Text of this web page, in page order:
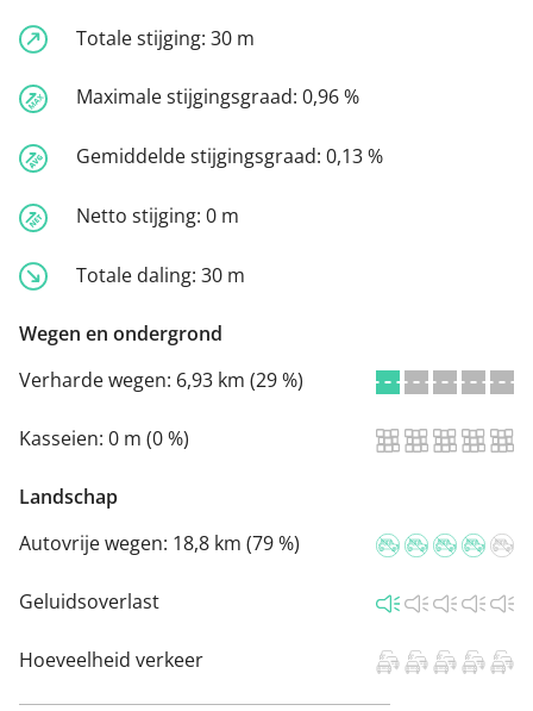
Totale stijging: 30 m
Maximale stijgingsgraad: 0,96 %
Gemiddelde stijgingsgraad: 0,13 %
Netto stijging: 0 m
Totale daling: 30 m
Wegen en ondergrond
Verharde wegen: 6,93 km (29 %)
Kasseien: 0 m (0 %)
Landschap
Autovrije wegen: 18,8 km (79 %)
Geluidsoverlast
Hoeveelheid verkeer